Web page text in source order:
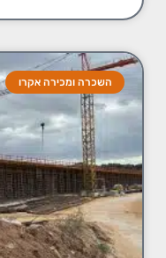
השכרה ומכירה אקרו